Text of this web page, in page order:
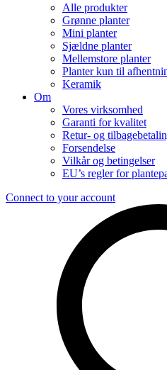
Alle produkter
Grønne planter
Mini planter
Sjældne planter
Mellemstore planter
Planter kun til
Keramik
Om
Vores virksomhed
Garanti for kvalitet
Retur- og
Forsendelse
Vilkår og betingelser
EU’s regler for
Connect to your account